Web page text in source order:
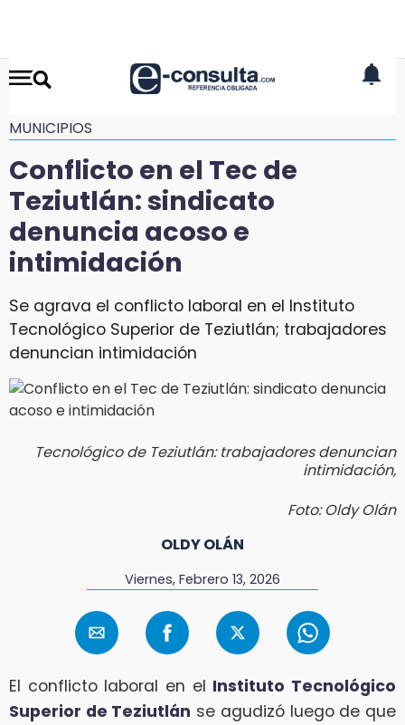
MUNICIPIOS
Conflicto en el Tec de
Teziutlán: sindicato
denuncia acoso e
intimidación
Se agrava el conflicto laboral en el Instituto
Tecnológico Superior de Teziutlán; trabajadores
denuncian intimidación
Tecnológico de Teziutlán: trabajadores denuncian
intimidación,
Foto: Oldy Olán
OLDY OLÁN
Viernes, Febrero 13, 2026
El conflicto laboral en el Instituto Tecnológico
Superior de Teziutlán se agudizó luego de que